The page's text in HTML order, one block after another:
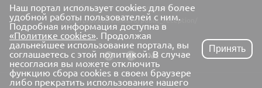
Обращения граждан учредителю:
centrprof.dtoiv.mos.ru/public_reception/
Наш портал использует cookies для более
удобной работы пользователей с ним.
Подробная информация доступна в
«Политике cookies». Продолжая
дальнейшее использование портала, вы
соглашаетесь с этой политикой. В случае
несогласия вы можете отключить
функцию сбора cookies в своем браузере
либо прекратить использование нашего
Принять